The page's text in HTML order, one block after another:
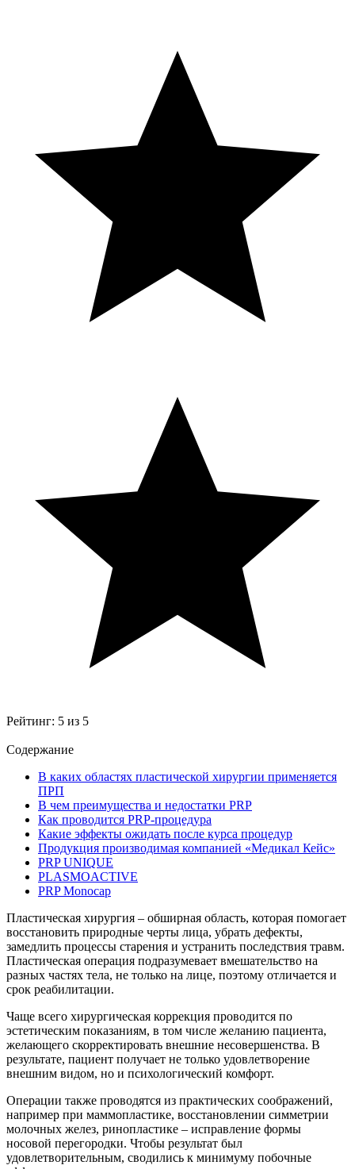
Рейтинг: 5 из 5
Содержание
В каких областях пластической хирургии применяется
ПРП
В чем преимущества и недостатки PRP
Как проводится PRP-процедура
Какие эффекты ожидать после курса процедур
Продукция производимая компанией «Медикал Кейс»
PRP UNIQUE
PLASMOACTIVE
PRP Monocap
Пластическая хирургия – обширная область, которая помогает
восстановить природные черты лица, убрать дефекты,
замедлить процессы старения и устранить последствия травм.
Пластическая операция подразумевает вмешательство на
разных частях тела, не только на лице, поэтому отличается и
срок реабилитации.
Чаще всего хирургическая коррекция проводится по
эстетическим показаниям, в том числе желанию пациента,
желающего скорректировать внешние несовершенства. В
результате, пациент получает не только удовлетворение
внешним видом, но и психологический комфорт.
Операции также проводятся из практических соображений,
например при маммопластике, восстановлении симметрии
молочных желез, ринопластике – исправление формы
носовой перегородки. Чтобы результат был
удовлетворительным, сводились к минимуму побочные